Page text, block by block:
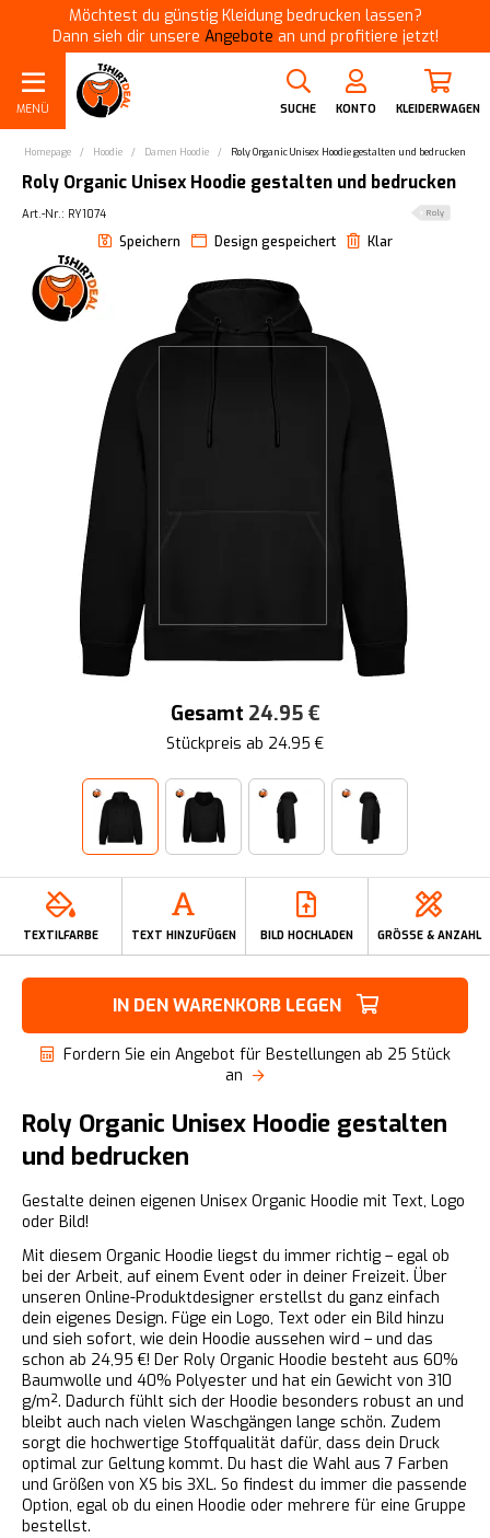
Möchtest du günstig Kleidung bedrucken lassen?
Dann sieh dir unsere Angebote an und profitiere jetzt!
MENÜ SUCHE KONTO KLEIDERWAGEN
Homepage / Hoodie / Damen Hoodie / Roly Organic Unisex Hoodie gestalten und bedrucken
Roly Organic Unisex Hoodie gestalten und bedrucken
Roly
Art.-Nr.: RY1074
Speichern Design gespeichert Klar
Gesamt 24.95 €
Stückpreis ab 24.95 €
TEXTILFARBE TEXT HINZUFÜGEN BILD HOCHLADEN GRÖSSE & ANZAHL
IN DEN WARENKORB LEGEN
Fordern Sie ein Angebot für Bestellungen ab 25 Stück
an
Roly Organic Unisex Hoodie gestalten
und bedrucken
Gestalte deinen eigenen Unisex Organic Hoodie mit Text, Logo
oder Bild!
Mit diesem Organic Hoodie liegst du immer richtig – egal ob
bei der Arbeit, auf einem Event oder in deiner Freizeit. Über
unseren Online-Produktdesigner erstellst du ganz einfach
dein eigenes Design. Füge ein Logo, Text oder ein Bild hinzu
und sieh sofort, wie dein Hoodie aussehen wird – und das
schon ab 24,95 €! Der Roly Organic Hoodie besteht aus 60%
Baumwolle und 40% Polyester und hat ein Gewicht von 310
g/m². Dadurch fühlt sich der Hoodie besonders robust an und
bleibt auch nach vielen Waschgängen lange schön. Zudem
sorgt die hochwertige Stoffqualität dafür, dass dein Druck
optimal zur Geltung kommt. Du hast die Wahl aus 7 Farben
und Größen von XS bis 3XL. So findest du immer die passende
Option, egal ob du einen Hoodie oder mehrere für eine Gruppe
bestellst.